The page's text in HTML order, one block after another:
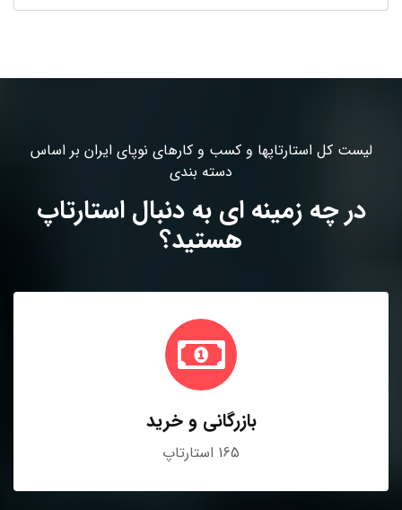
لیست کل استارتاپها و کسب و کارهای نوپای ایران بر اساس
دسته بندی
در چه زمینه ای به دنبال استارتاپ
هستید؟
بازرگانی و خرید
165 استارتاپ